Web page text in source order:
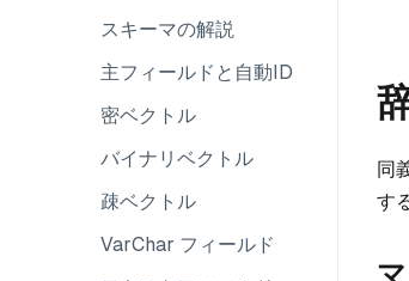
スキーマの解説
主フィールドと自動ID
密ベクトル
バイナリベクトル
疎ベクトル
VarChar フィールド
同
す